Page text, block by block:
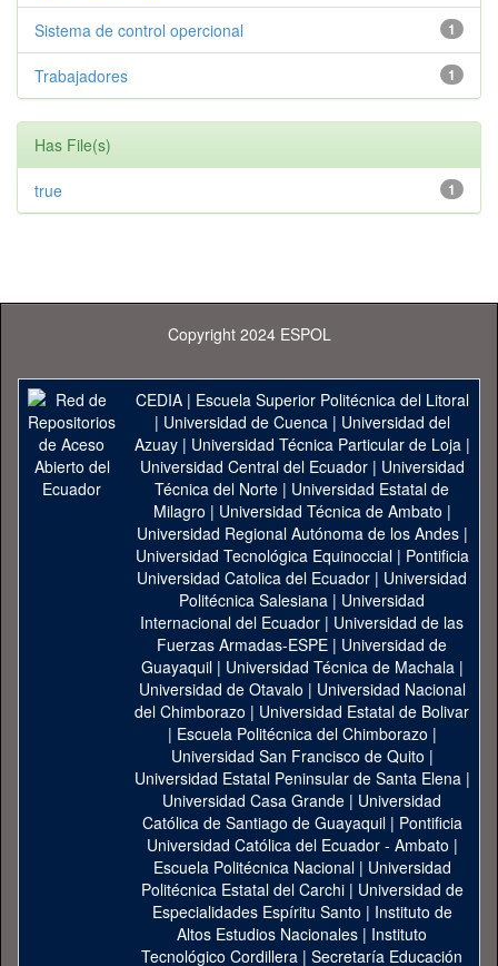
1
Sistema de control opercional
1
Trabajadores
Has File(s)
1
true
Copyright 2024 ESPOL
CEDIA| Escuela Superior Politécnica del Litoral
| Universidad de Cuenca| Universidad del
Azuay| Universidad Técnica Particular de Loja|
Universidad Central del Ecuador| Universidad
Técnica del Norte | Universidad Estatal de
Milagro | Universidad Técnica de Ambato |
Universidad Regional Autónoma de los Andes|
Universidad Tecnológica Equinoccial| Pontificia
Universidad Catolica del Ecuador | Universidad
Politécnica Salesiana | Universidad
Internacional del Ecuador | Universidad de las
Fuerzas Armadas-ESPE | Universidad de
Guayaquil| Universidad Técnica de Machala|
Universidad de Otavalo | Universidad Nacional
del Chimborazo | Universidad Estatal de Bolivar
| Escuela Politécnica del Chimborazo |
Universidad San Francisco de Quito |
Universidad Estatal Peninsular de Santa Elena|
Universidad Casa Grande | Universidad
Católica de Santiago de Guayaquil| Pontificia
Universidad Católica del Ecuador - Ambato |
Escuela Politécnica Nacional| Universidad
Politécnica Estatal del Carchi| Universidad de
Especialidades Espíritu Santo | Instituto de
Altos Estudios Nacionales | Instituto
Tecnológico Cordillera | Secretaría Educación